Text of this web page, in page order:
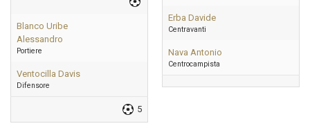
Blanco Uribe
Alessandro
Portiere
Ventocilla Davis
Difensore
5
Erba Davide
Centravanti
Nava Antonio
Centrocampista